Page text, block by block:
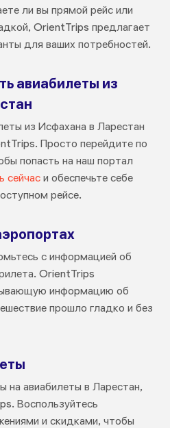
ли вы прямой рейс или
OrientTrips предлагает
для ваших потребностей.
авиабилеты из
из Исфахана в Ларестан
Просто перейдите по
попасть на наш портал
сейчаси обеспечьте себе
рейсе.
с информацией об
OrientTrips
информацию об
прошло гладко и без
на авиабилеты в Ларестан,
Воспользуйтесь
и скидками, чтобы